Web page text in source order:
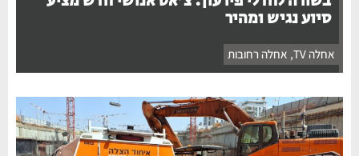
סיוע נגיש ומהיר
אחלה TV ,אחלה רחובות